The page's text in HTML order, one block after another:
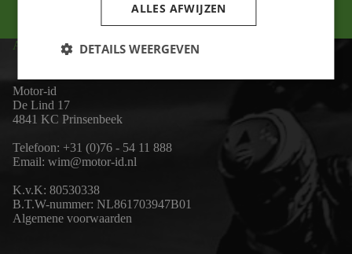
ADRES
Motor-id
De Lind 17
4841 KC Prinsenbeek
Telefoon: +31 (0)76 - 54 11 888
Email: wim@motor-id.nl
K.v.K: 80530338
B.T.W-nummer: NL861703947B01
Algemene voorwaarden
ALLES AFWIJZEN
DETAILS WEERGEVEN